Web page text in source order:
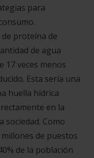
para
proteína de
de agua
17 veces menos
Esta sería una
huella hídrica
en la
sociedad. Como
de puestos
de la población